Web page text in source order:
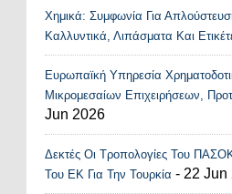
Χημικά: Συμφωνία Για
Καλλυντικά, Λιπάσματα Και
Ευρωπαϊκή Υπηρεσία
Μικρομεσαίων Επιχειρήσεων,
Jun 2026
Δεκτές Οι Τροπολογίες Του
Του ΕΚ Για Την Τουρκία - 22 Jun